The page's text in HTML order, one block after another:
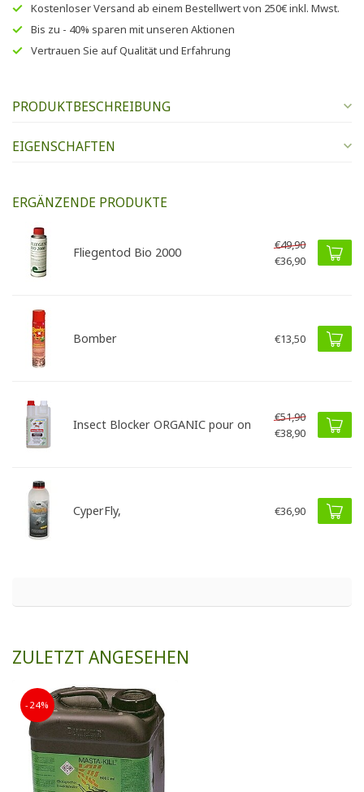
Kostenloser Versand ab einem Bestellwert von 250€inkl. Mwst.
Bis zu - 40% sparen mit unseren Aktionen
Vertrauen Sie aufQualität und Erfahrung
PRODUKTBESCHREIBUNG
EIGENSCHAFTEN
ERGÄNZENDE PRODUKTE
Fliegentod Bio 2000
€49,90
€36,90
Bomber €13,50
Insect Blocker ORGANIC pour on
€51,90
€38,90
CyperFly, €36,90
ZULETZT ANGESEHEN
-24%